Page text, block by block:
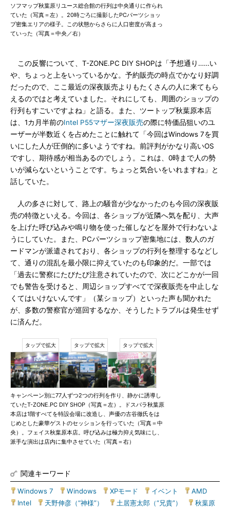
ソフマップ秋葉原リユース総合館の行列は中央通りに作られ
ていた（写真＝左）。20時ごろに撮影したPCパーツショッ
プ密集エリアの様子。この状態からさらに人口密度が高まっ
ていった（写真＝中央／右）
この反響について、T-ZONE.PC DIY SHOPは「予想通り……い
や、ちょっと上をいっているかな。予約販売の時点でかなり好調
だったので、ここ最近の深夜販売よりもたくさんの人に来てもら
えるのではと考えていました。それにしても、周囲のショップの
行列もすごいですよね」と語る。また、ツートップ秋葉原本店
は、1カ月半前のIntel P55マザー深夜販売の際に特価品狙いのユ
ーザーが半数近くを占めたことに触れて「今回はWindows 7を買
いにした人が圧倒的に多いようですね。前評判がかなり高いOS
ですし、期待感が相当あるのでしょう。これは、0時まで人の勢
いが減らないということです。ちょっと気合いをいれますね」と
話していた。
人の多さに対して、路上の騒音が少なかったのも今回の深夜販
売の特徴といえる。今回は、各ショップが近隣へ気を配り、大声
を上げた呼び込みや鳴り物を使った催しなどを屋外で行わないよ
うにしていた。また、PCパーツショップ密集地には、数人のガ
ードマンが派遣されており、各ショップの行列を整理するなどし
て、通りの混乱を最小限に抑えていたのも印象的だ。一部では
「過去に警察にたびたび注意されていたので、次にどこかが一回
でも警告を受けると、周辺ショップすべてで深夜販売を中止しな
くてはいけないんです」（某ショップ）といった声も聞かれた
が、多数の警察官が巡回するなか、そうしたトラブルは発生せず
に済んだ。
キャンペーン別に77人ずつ2つの行列を作り、静かに誘導し
ていたT-ZONE.PC DIY SHOP（写真＝左）。ドスパラ秋葉原
本店は1階すべてを特設会場に改造し、声優の古谷徹氏をは
じめとした豪華ゲストのセッションを行っていた（写真＝中
央）。フェイス秋葉原本店。呼び込みは極力抑え気味にし、
派手な演出は店内に集中させていた（写真＝右）
関連キーワード
Windows 7 Windows XPモード イベント AMD
Intel
天野伸彦（“神様”） 土居憲太郎（“兄貴”） 秋葉原